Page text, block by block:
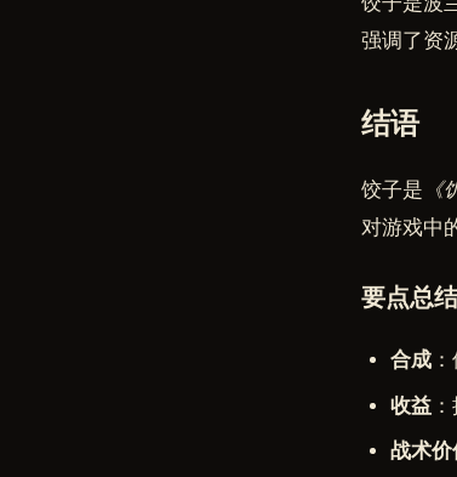
强调了资
结语
饺子是 《
对游戏中
要点总结
合成
收益
战术价